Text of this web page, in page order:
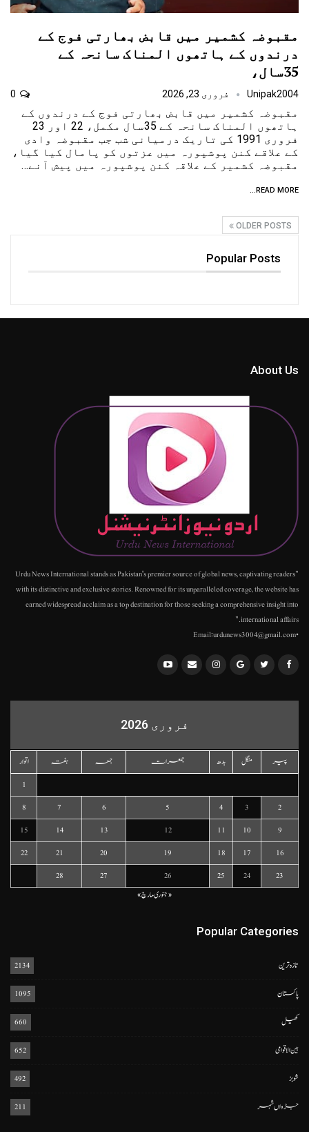
مقبوضہ کشمیر میں قابض بھارتی فوج کے
درندوں کے ہاتھوں المناک سانحہ کے
35سال،
Unipak2004 فروری 23, 2026
مقبوضہ کشمیر میں قابض بھارتی فوج کے درندوں کے
ہاتھوں المناک سانحہ کے 35سال مکمل، 22 اور 23
فروری 1991 کی تاریک درمیانی شب جب مقبوضہ وادی
کے علاقے کنن پوشپورہ میں عزتوں کو پامال کیا گیا،
مقبوضہ کشمیر کے علاقہ کنن پوشپورہ میں پیش آنے…
READ MORE...
OLDER POSTS
Popular Posts
About Us
"Urdu News International stands as Pakistan's premier source of global news, captivating readers
with its distinctive and exclusive stories. Renowned for its unparalleled coverage, the website has
earned widespread acclaim as a top destination for those seeking a comprehensive insight into
international affairs."
•Email:urdunews3004@gmail.com
فروری 2026
پیر منگل بدھ جمعرات جمعہ ہفتہ
اتوار
1
2
3
4
5
6
7
8
9
10
11
12
13
14
15
16
17
18
19
20
21
22
23
24
25
26
27
28
« جنوریمارچ »
Popular Categories
تازہ ترین 2134
پاکستان 1095
کھیل 660
بین الاقوامی 652
شوبز 492
جڑواں شہر 211